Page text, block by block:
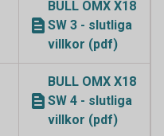
BULL OMX X18
SW 3 - slutliga
villkor (pdf)
BULL OMX X18
SW 4 - slutliga
villkor (pdf)